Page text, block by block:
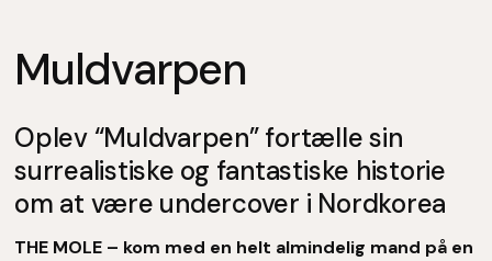
Muldvarpen
Oplev “Muldvarpen” fortælle sin
surrealistiske og fantastiske historie
om at være undercover i Nordkorea
THE MOLE – kom med en helt almindelig mand på en